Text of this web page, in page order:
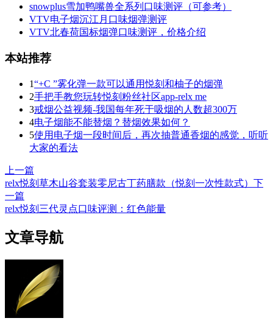
snowplus雪加鸭嘴兽全系列口味测评（可参考）
VTV电子烟沉江月口味烟弹测评
VTV北春荷国标烟弹口味测评，价格介绍
本站推荐
1“+C ”雾化弹一款可以通用悦刻和柚子的烟弹
2手把手教您玩转悦刻粉丝社区app-relx me
3戒烟公益视频-我国每年死于吸烟的人数超300万
4电子烟能不能替烟？替烟效果如何？
5使用电子烟一段时间后，再次抽普通香烟的感觉，听听
大家的看法
上一篇
relx悦刻草木山谷套装零尼古丁药膳款（悦刻一次性款式） 下
一篇
relx悦刻三代灵点口味评测：红色能量
文章导航